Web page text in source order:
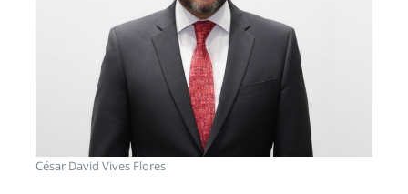
César David Vives Flores